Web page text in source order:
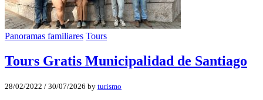
Panoramas familiares Tours
Tours Gratis Municipalidad de Santiago
28/02/2022 / 30/07/2026 by turismo